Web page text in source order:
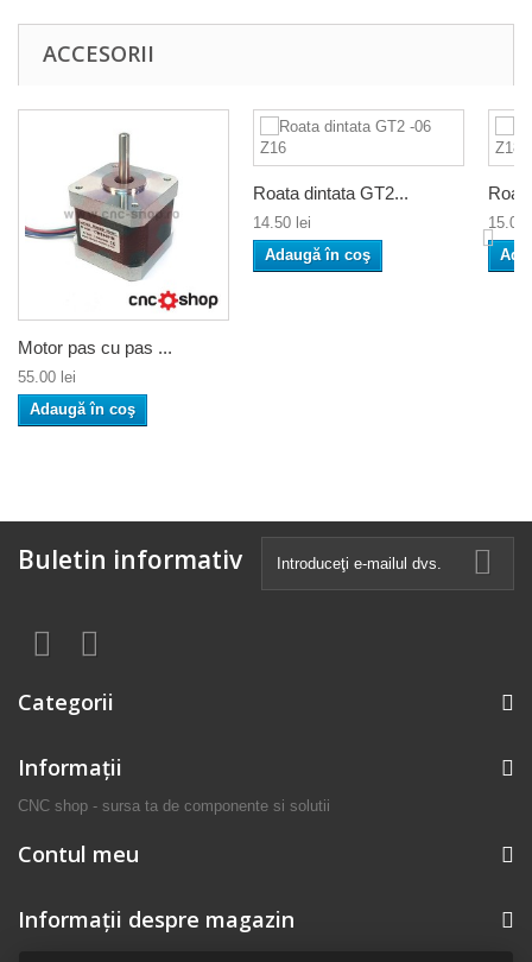
ACCESORII
Motor pas cu pas ...
55.00 lei
Adaugă în coş
Roata dintata GT2...
14.50 lei
Adaugă în coş
15.00
Buletin informativ
Categorii
Informaţii
CNC shop - sursa ta de componente si solutii
Contul meu
Informații despre magazin